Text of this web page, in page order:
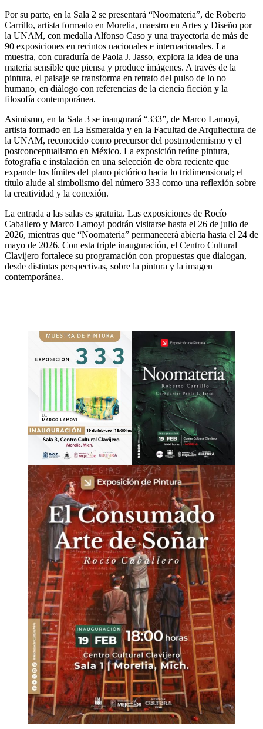
Por su parte, en la Sala 2 se presentará “Noomateria”, de Roberto
Carrillo, artista formado en Morelia, maestro en Artes y Diseño por
la UNAM, con medalla Alfonso Caso y una trayectoria de más de
90 exposiciones en recintos nacionales e internacionales. La
muestra, con curaduría de Paola J. Jasso, explora la idea de una
materia sensible que piensa y produce imágenes. A través de la
pintura, el paisaje se transforma en retrato del pulso de lo no
humano, en diálogo con referencias de la ciencia ficción y la
filosofía contemporánea.
Asimismo, en la Sala 3 se inaugurará “333”, de Marco Lamoyi,
artista formado en La Esmeralda y en la Facultad de Arquitectura de
la UNAM, reconocido como precursor del postmodernismo y el
postconceptualismo en México. La exposición reúne pintura,
fotografía e instalación en una selección de obra reciente que
expande los límites del plano pictórico hacia lo tridimensional; el
título alude al simbolismo del número 333 como una reflexión sobre
la creatividad y la conexión.
La entrada a las salas es gratuita. Las exposiciones de Rocío
Caballero y Marco Lamoyi podrán visitarse hasta el 26 de julio de
2026, mientras que “Noomateria” permanecerá abierta hasta el 24 de
mayo de 2026. Con esta triple inauguración, el Centro Cultural
Clavijero fortalece su programación con propuestas que dialogan,
desde distintas perspectivas, sobre la pintura y la imagen
contemporánea.